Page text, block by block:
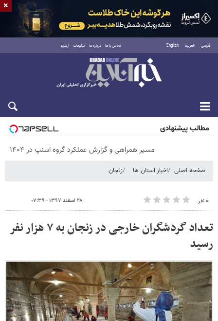
فارسی العربية English تماس با ما درباره ما تبلیغات آرشیو
پنجشنبه ۱۵ مرداد ۱۴۰۵
مطالب پیشنهادی
مسیر همراهی و گزارش عملکرد گروه اسنپ در ۱۴۰۴
صفحه اصلی اخبار استان ها زنجان
۰ نفر ۲۸ اسفند ۱۳۹۷ - ۰۷:۳۹
تعداد گردشگران خارجی در زنجان به ۷ هزار نفر
رسید
×